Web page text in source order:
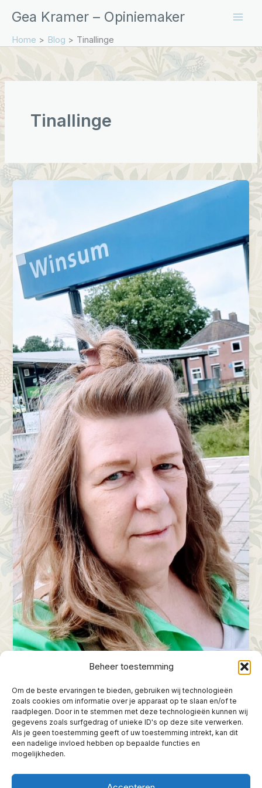
Beheer toestemming
Om de beste ervaringen te bieden, gebruiken wij technologieën
zoals cookies om informatie over je apparaat op te slaan en/of te
raadplegen. Door in te stemmen met deze technologieën kunnen wij
gegevens zoals surfgedrag of unieke ID's op deze site verwerken.
Als je geen toestemming geeft of uw toestemming intrekt, kan dit
een nadelige invloed hebben op bepaalde functies en
mogelijkheden.
naar
inhoud
Gea Kramer – Opiniemaker
Home Blog Tinallinge
Tinallinge
Kleine Reizen
Winsum, Tinallinge en Baflo
Ik ben uit de trein gestapt in Winsum en over de